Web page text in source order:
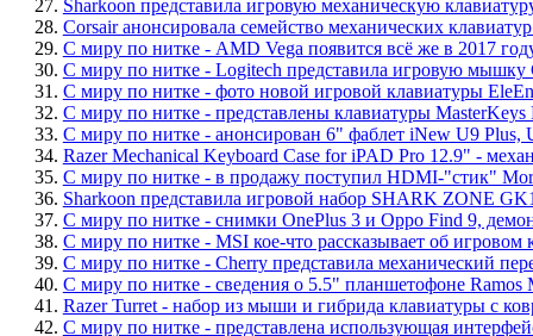
27. Sharkoon представила игровую механическую
28. Corsair анонсировала семейство механических
29. С миру по нитке - AMD Vega появится всё же в 2017
30. С миру по нитке - Logitech представила игровую мышку
31. С миру по нитке - фото новой игровой клавиатуры
32. С миру по нитке - представлены клавиатуры
33. С миру по нитке - анонсирован 6" фаблет iNew U9 Plus,
34. Razer Mechanical Keyboard Case for iPAD Pro 12.9" -
35. С миру по нитке - в продажу поступил HDMI-"стик"
36. Sharkoon представила игровой набор SHARK ZONE
37. С миру по нитке - снимки OnePlus 3 и Oppo Find 9,
38. С миру по нитке - MSI кое-что рассказывает об
39. С миру по нитке - Cherry представила механический
40. С миру по нитке - сведения о 5.5" планшетофоне Ramos
41. Razer Turret - набор из мыши и гибрида клавиатуры с
42. С миру по нитке - представлена использующая